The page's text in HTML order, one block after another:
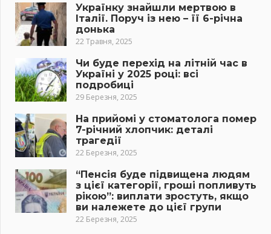
Українку знайшли мертвою в
Італії. Поруч із нею – її 6-річна
донька
22 Травня, 2025
Чи буде перехід на літній час в
Україні у 2025 році: всі
подробиці
29 Березня, 2025
На прийомі у стоматолога помер
7-річний хлопчик: деталі
трагедії
22 Березня, 2025
“Пенсія буде підвищена людям
з цієї категорії, гроші попливуть
рікою”: виплати зростуть, якщо
ви належете до цієї групи
22 Березня, 2025